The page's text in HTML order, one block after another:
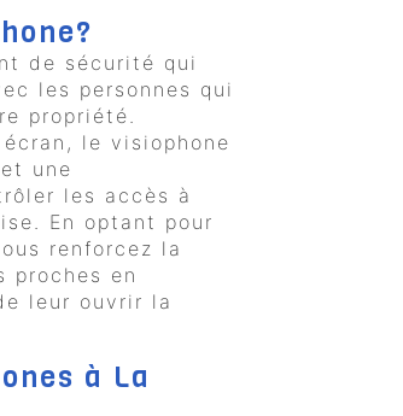
de sécurité qui
les personnes qui
propriété.
le visiophone
une
les accès à
En optant pour
renforcez la
proches en
leur ouvrir la
à La